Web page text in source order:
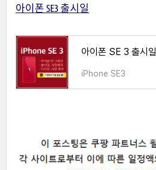
아이폰 SE3 출시일
아이폰 SE 3 출시일
iPhone SE3